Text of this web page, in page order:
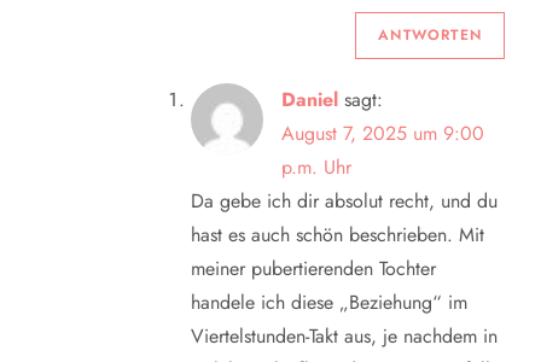
ANTWORTEN
Daniel sagt:
August 7, 2025 um 9:00
p.m. Uhr
Da gebe ich dir absolut recht, und du
hast es auch schön beschrieben. Mit
meiner pubertierenden Tochter
handele ich diese „Beziehung“ im
Viertelstunden-Takt aus, je nachdem in